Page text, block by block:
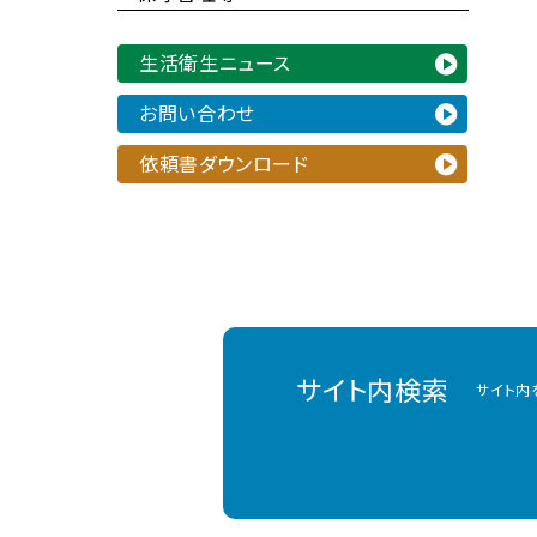
生活衛生ニュース
お問い合わせ
依頼書ダウンロード
サイト内検索 サイト内